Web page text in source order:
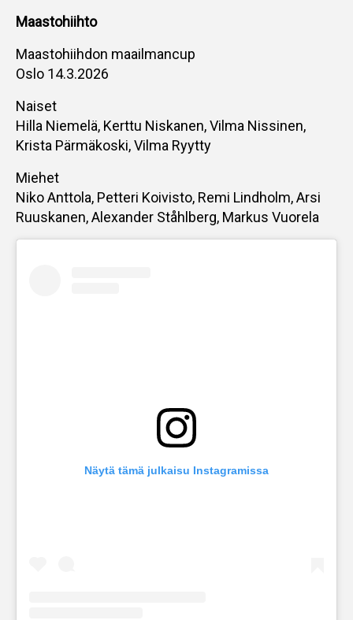
Maastohiihto
Maastohiihdon maailmancup
Oslo 14.3.2026
Naiset
Hilla Niemelä, Kerttu Niskanen, Vilma Nissinen,
Krista Pärmäkoski, Vilma Ryytty
Miehet
Niko Anttola, Petteri Koivisto, Remi Lindholm, Arsi
Ruuskanen, Alexander Ståhlberg, Markus Vuorela
Näytä tämä julkaisu Instagramissa